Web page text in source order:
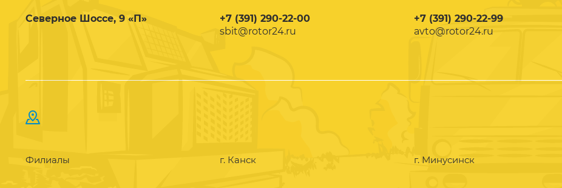
Северное Шоссе, 9 «П»
+7 (391) 290-22-00
sbit@rotor24.ru
+7 (391) 290-22-99
avto@rotor24.ru
Филиалы г. Канск г. Минусинск